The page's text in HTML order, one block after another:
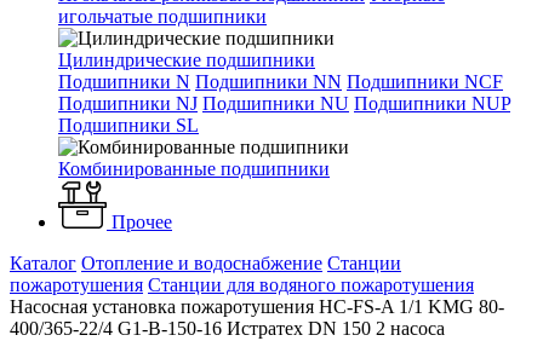
игольчатые подшипники
Цилиндрические подшипники
Подшипники N Подшипники NN Подшипники NCF
Подшипники NJ Подшипники NU Подшипники NUP
Подшипники SL
Комбинированные подшипники
Прочее
Каталог Отопление и водоснабжение Станции
пожаротушения Станции для водяного пожаротушения
Насосная установка пожаротушения HC-FS-A 1/1 KMG 80-
400/365-22/4 G1-B-150-16 Истратех DN 150 2 насоса